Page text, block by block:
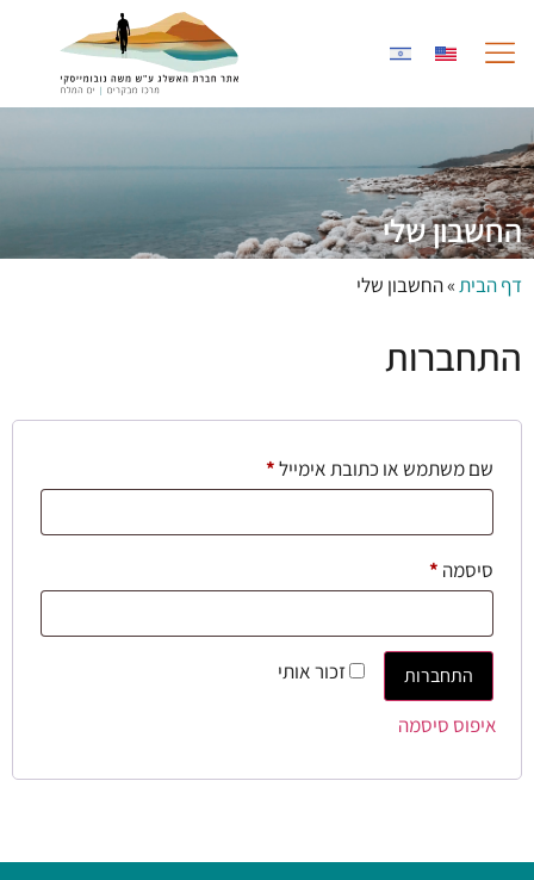
החשבון שלי
דף הבית»החשבון שלי
התחברות
שם משתמש או כתובת אימייל*
סיסמה *
זכור אותי התחברות
איפוס סיסמה